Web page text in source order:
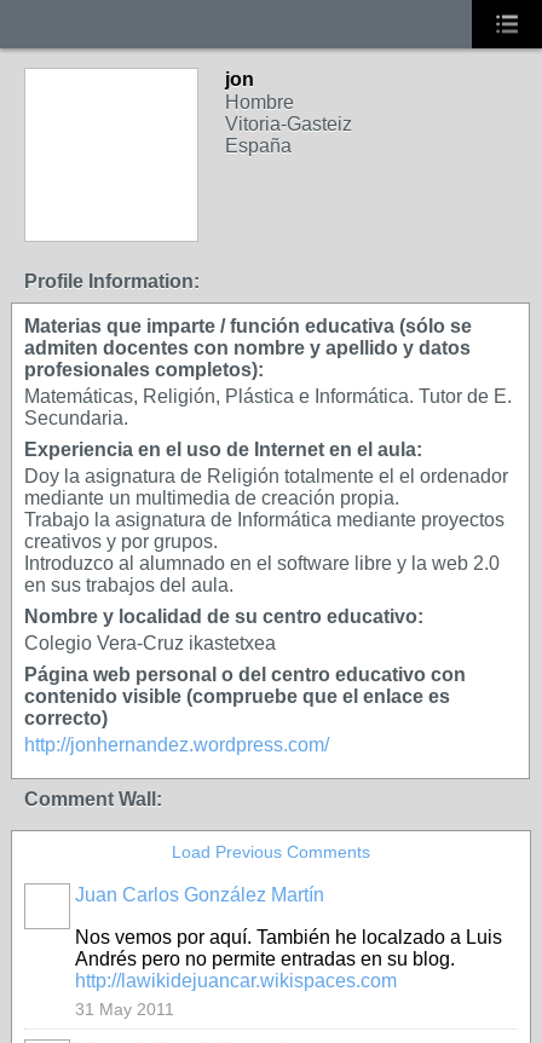
jon
Hombre
Vitoria-Gasteiz
España
Profile Information:
Materias que imparte / función educativa (sólo se
admiten docentes con nombre y apellido y datos
profesionales completos):
Matemáticas, Religión, Plástica e Informática. Tutor de E.
Secundaria.
Experiencia en el uso de Internet en el aula:
Doy la asignatura de Religión totalmente el el ordenador
mediante un multimedia de creación propia.
Trabajo la asignatura de Informática mediante proyectos
creativos y por grupos.
Introduzco al alumnado en el software libre y la web 2.0
en sus trabajos del aula.
Nombre y localidad de su centro educativo:
Colegio Vera-Cruz ikastetxea
Página web personal o del centro educativo con
contenido visible (compruebe que el enlace es
correcto)
http://jonhernandez.wordpress.com/
Comment Wall:
Load Previous Comments
Juan Carlos González Martín
Nos vemos por aquí. También he localzado a Luis
Andrés pero no permite entradas en su blog.
http://lawikidejuancar.wikispaces.com
31 May 2011